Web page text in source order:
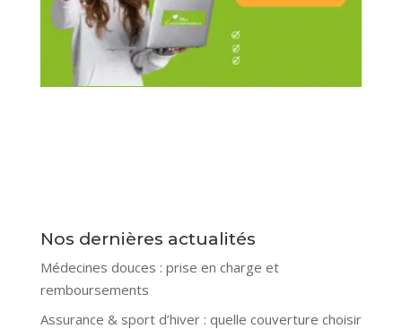
Nos dernières actualités
Médecines douces : prise en charge et
remboursements
Assurance & sport d’hiver : quelle couverture choisir